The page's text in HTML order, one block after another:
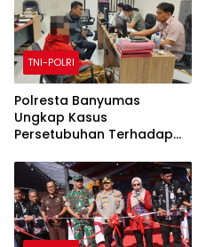
TNI-POLRI
Polresta Banyumas
Ungkap Kasus
Persetubuhan Terhadap
Ditangkap